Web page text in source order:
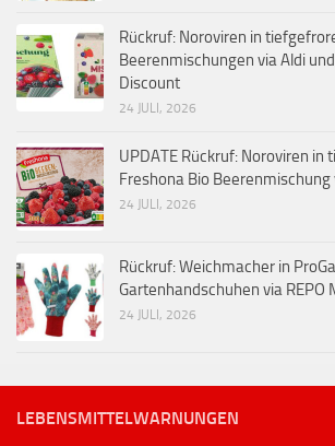
Rückruf: Noroviren in
Beerenmischungen via Aldi
Discount
24 JULI, 2026
UPDATE Rückruf: Noroviren in
Freshona Bio Beerenmischung
24 JULI, 2026
Rückruf: Weichmacher in
Gartenhandschuhen via REPO
24 JULI, 2026
LEBENSMITTELWARNUNGEN